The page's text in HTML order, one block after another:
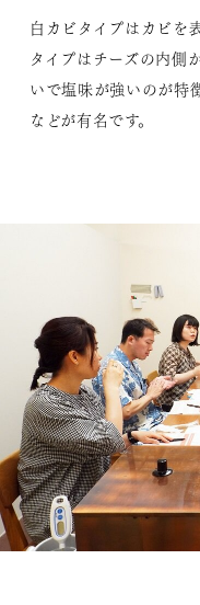
白カビタイプはカビを
タイプはチーズの内側
いで塩味が強いのが特
などが有名です。